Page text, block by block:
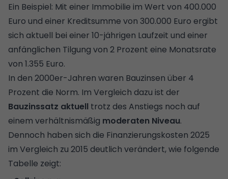
Ein Beispiel: Mit einer Immobilie im Wert von 400.000
Euro und einer Kreditsumme von 300.000 Euro ergibt
sich aktuell bei einer 10-jährigen Laufzeit und einer
anfänglichen Tilgung von 2 Prozent eine Monatsrate
von 1.355 Euro.
In den 2000er-Jahren waren Bauzinsen über 4
Prozent die Norm. Im Vergleich dazu ist der
Bauzinssatz aktuell trotz des Anstiegs noch auf
einem verhältnismäßig moderaten Niveau.
Dennoch haben sich die Finanzierungskosten 2025
im Vergleich zu 2015 deutlich verändert, wie folgende
Tabelle zeigt: